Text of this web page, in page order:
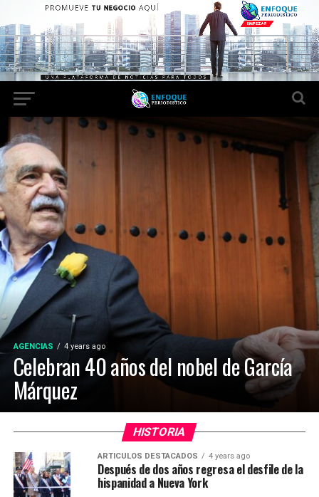
AGENCIAS 4 years ago
Celebran 40 años del nobel de García
Márquez
HISTORIA
ARTICULOS DESTACADOS 4 years ago
Después de dos años regresa el desfile de la
hispanidad a Nueva York